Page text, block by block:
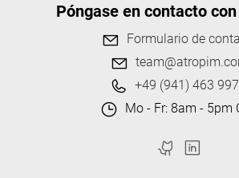
Póngase en contacto
Formulario de
+49 (941) 463
Mo - Fr: 8am - 5pm